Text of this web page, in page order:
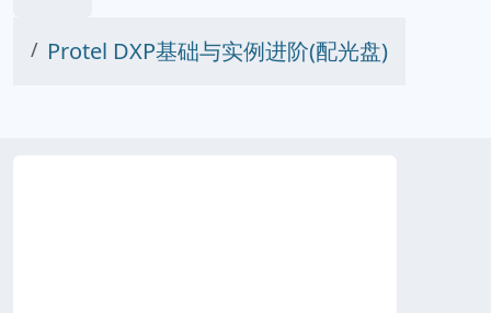
Protel DXP基础与实例进阶(配光盘)